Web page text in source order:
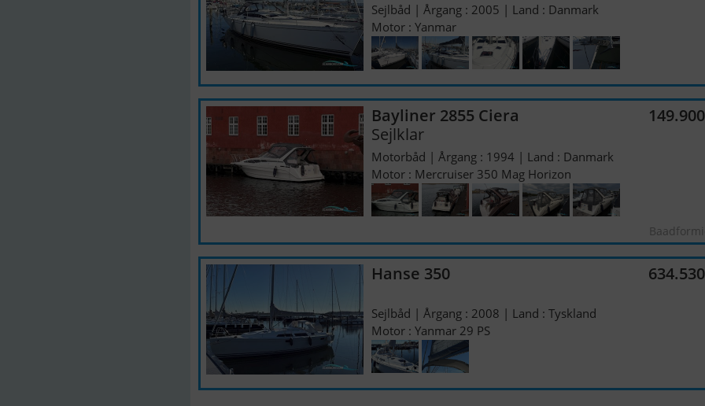
Sejlbåd | Årgang : 2005 | Land : Danmark
Motor : Yanmar
Bayliner 2855 Ciera
Sejlklar
Motorbåd | Årgang : 1994 | Land : Danmark
Motor : Mercruiser 350 Mag Horizon
Hanse 350
Sejlbåd | Årgang : 2008 | Land : Tyskland
Motor : Yanmar 29 PS